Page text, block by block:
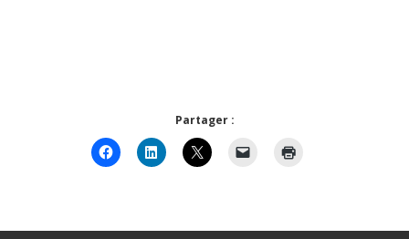
Partager :